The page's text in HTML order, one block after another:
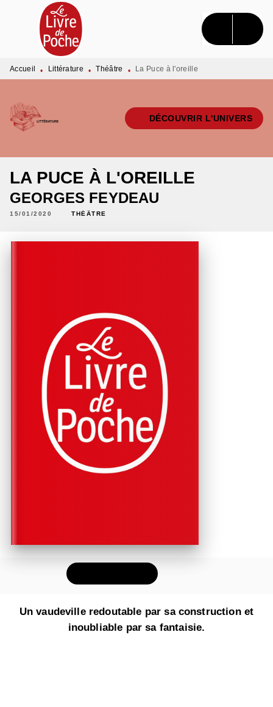
MENU RECHERCHE CONTENU
PIED DE PAGE
Accueil • Littérature • Théâtre • La Puce à l'oreille
DÉCOUVRIR L'UNIVERS
LA PUCE À L'OREILLE
GEORGES FEYDEAU
15/01/2020 THÉÂTRE
Un vaudeville redoutable par sa construction et
inoubliable par sa fantaisie.